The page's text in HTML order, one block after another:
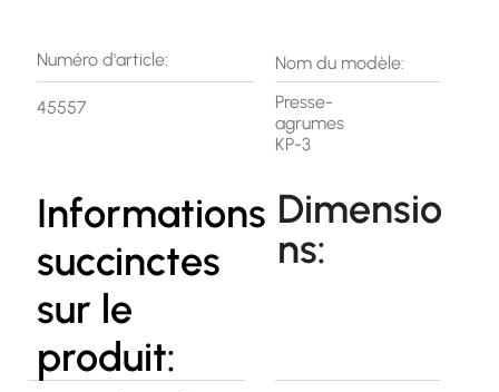
Numéro d'article:
45557
Informations
succinctes
sur le
produit:
Nom du modèle:
Presse-
agrumes
KP-3
Dimensio
ns: